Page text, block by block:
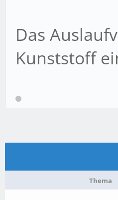
Das
Kunststoff
Thema